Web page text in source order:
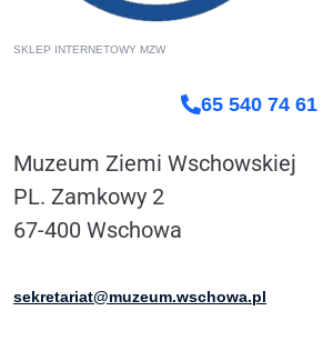
SKLEP INTERNETOWY MZW
65 540 74 61
Muzeum Ziemi Wschowskiej
PL. Zamkowy 2
67-400 Wschowa
sekretariat@muzeum.wschowa.pl